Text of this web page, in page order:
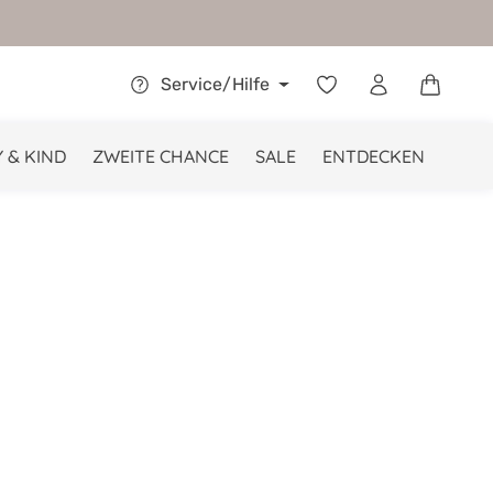
Service/Hilfe
& KIND ZWEITE CHANCE SALE ENTDECKEN